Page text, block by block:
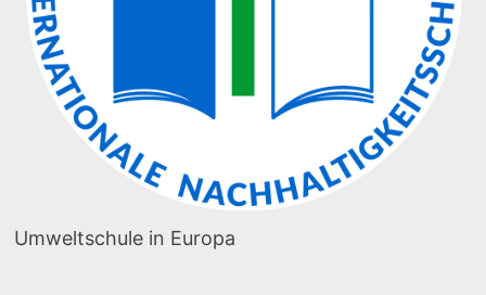
Umweltschule in Europa